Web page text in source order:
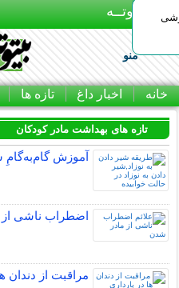
بـیتوتــه
منو
خانه اخبار داغ تازه ها
تازه های بهداشت مادر کودکان
آموزش گام‌به‌گامِ
اضطراب ناشی از
مراقبت از دندان‌